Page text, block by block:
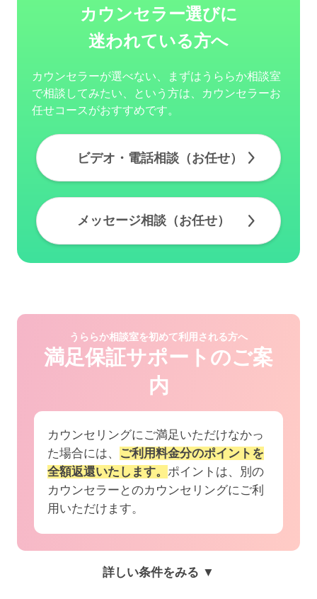
カウンセラー選びに
迷われている方へ
カウンセラーが選べない、まずはうららか相談室
で相談してみたい、という方は、カウンセラーお
任せコースがおすすめです。
ビデオ・電話相談（お任せ）
メッセージ相談（お任せ）
うららか相談室を初めて利用される方へ
満足保証サポートのご案
内
カウンセリングにご満足いただけなかっ
た場合には、
ご利用料金分のポイントを
全額返還いたします。 ポイントは、別の
カウンセラーとのカウンセリングにご利
用いただけます。
詳しい条件をみる ▼